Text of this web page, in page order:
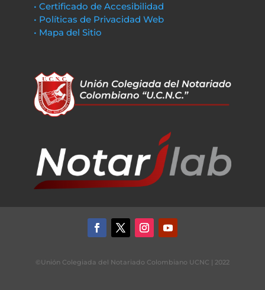
• Certificado de Accesibilidad
• Políticas de Privacidad Web
• Mapa del Sitio
©Unión Colegiada del Notariado Colombiano UCNC | 2022